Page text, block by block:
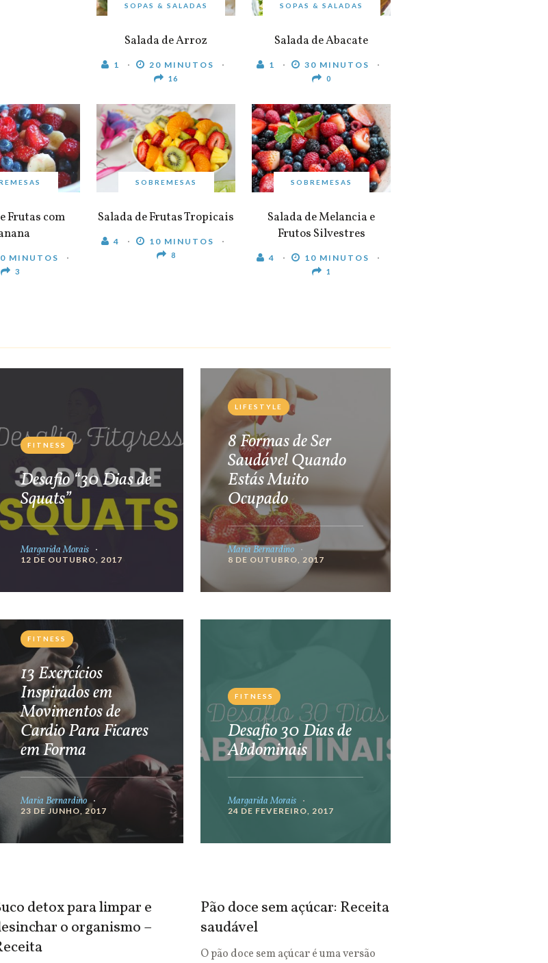
SOPAS & SALADAS
Salada de Arroz
1 20 MINUTOS
16
SOPAS & SALADAS
Salada de Abacate
1 30 MINUTOS
0
Frutas com
MINUTOS
3
SOBREMESAS
Salada de Frutas Tropicais
4 10 MINUTOS
8
SOBREMESAS
Salada de Melancia e
Frutos Silvestres
4 10 MINUTOS
1
FITNESS
Desafio “30 Dias de
Squats”
Margarida Morais
12 DE OUTUBRO, 2017
LIFESTYLE
8 Formas de Ser
Saudável Quando
Estás Muito
Ocupado
Maria Bernardino
8 DE OUTUBRO, 2017
FITNESS
13 Exercícios
Inspirados em
Movimentos de
Cardio Para Ficares
em Forma
Maria Bernardino
23 DE JUNHO, 2017
FITNESS
Desafio 30 Dias de
Abdominais
Margarida Morais
24 DE FEVEREIRO, 2017
detox para limpar e
o organismo –
Pão doce sem açúcar: Receita
saudável
O pão doce sem açúcar é uma versão